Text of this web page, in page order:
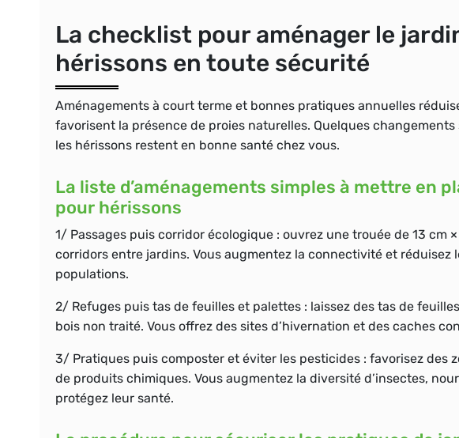
La checklist pour aménager le
hérissons en toute sécurité
Aménagements à court terme et bonnes pratiques annuelles
favorisent la présence de proies naturelles. Quelques
les hérissons restent en bonne santé chez vous.
La liste d’aménagements simples à mettre en
pour hérissons
1/ Passages puis corridor écologique : ouvrez une trouée de 13 cm
corridors entre jardins. Vous augmentez la connectivité et réduisez
populations.
2/ Refuges puis tas de feuilles et palettes : laissez des tas de
bois non traité. Vous offrez des sites d’hivernation et des caches
3/ Pratiques puis composter et éviter les pesticides : favorisez des
de produits chimiques. Vous augmentez la diversité d’insectes,
protégez leur santé.